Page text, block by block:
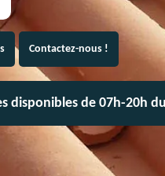
Contactez-nous !
disponibles de 07h-20h